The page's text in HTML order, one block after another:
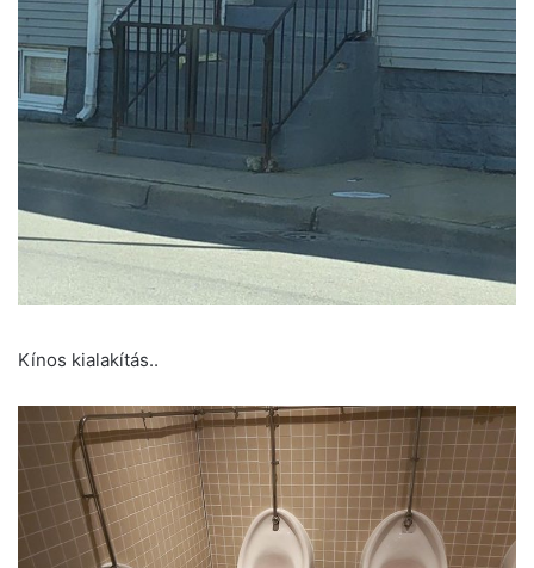
Kínos kialakítás..